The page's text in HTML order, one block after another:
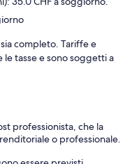
completo. Tariffe e
tasse e sono soggetti a
professionista, che la
o professionale.